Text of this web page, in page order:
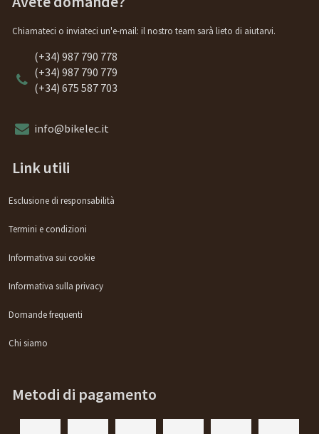
Chiamateci o inviateci un'e-mail: il nostro team sarà lieto di aiutarvi.
(+34) 987 790 778
(+34) 987 790 779
(+34) 675 587 703
info@bikelec.it
Link utili
Esclusione di responsabilità
Termini e condizioni
Informativa sui cookie
Informativa sulla privacy
Domande frequenti
Chi siamo
Metodi di pagamento